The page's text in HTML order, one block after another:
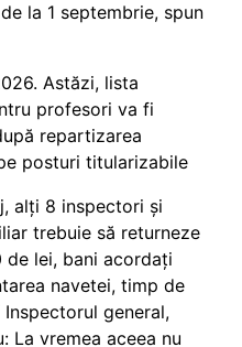
la 1 septembrie, spun
Astăzi, lista
profesori va fi
repartizarea
posturi titularizabile
alți 8 inspectori și
trebuie să returneze
de lei, bani acordați
navetei, timp de
general,
La vremea aceea nu